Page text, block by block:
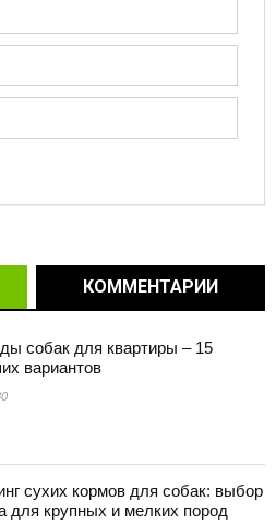
КОММЕНТАРИИ
собак для квартиры – 15
вариантов
сухих кормов для собак: выбор
для крупных и мелких пород